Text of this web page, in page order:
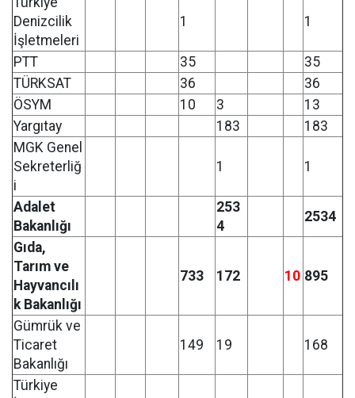
Denizcilik
İşletmeleri
1 1
PTT 35
35
TÜRKSAT
36
36
ÖSYM
10 3
13
Yargıtay
183
183
MGK Genel
Sekreterliğ
i
1 1
Adalet
Bakanlığı
253
4
2534
Gıda,
Tarım ve
Hayvancılı
k Bakanlığı
733 172 10 895
Gümrük ve
Ticaret
Bakanlığı
149 19 168
Türkiye